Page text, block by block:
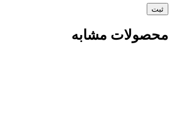
محصولات مشابه